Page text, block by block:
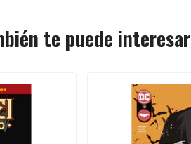
te puede interesar